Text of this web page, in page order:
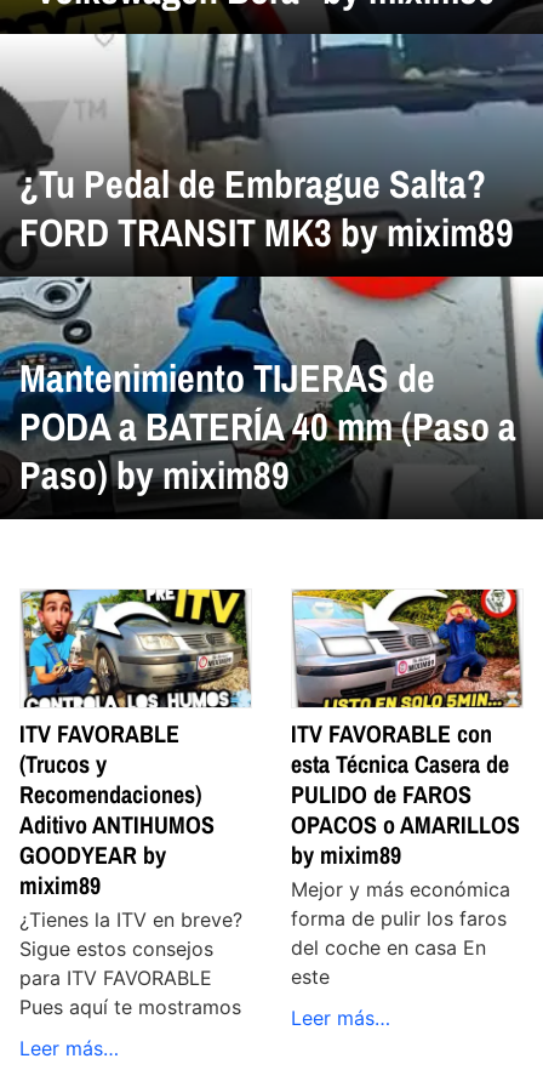
¿Tu Pedal de Embrague Salta?
FORD TRANSIT MK3 by mixim89
​Mantenimiento TIJERAS de
PODA a BATERÍA 40 mm (Paso a
Paso) by mixim89
ITV FAVORABLE
(Trucos y
Recomendaciones)
Aditivo ANTIHUMOS
GOODYEAR by
mixim89
¿Tienes la ITV en breve?
Sigue estos consejos
para ITV FAVORABLE
Pues aquí te mostramos
Leer más…
ITV FAVORABLE con
esta Técnica Casera de
PULIDO de FAROS
OPACOS o AMARILLOS
by mixim89
Mejor y más económica
forma de pulir los faros
del coche en casa En
este
Leer más…